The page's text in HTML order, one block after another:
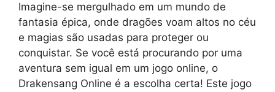
Imagine-se mergulhado em um mundo de
fantasia épica, onde dragões voam altos no céu
e magias são usadas para proteger ou
conquistar. Se você está procurando por uma
aventura sem igual em um jogo online, o
Drakensang Online é a escolha certa! Este jogo